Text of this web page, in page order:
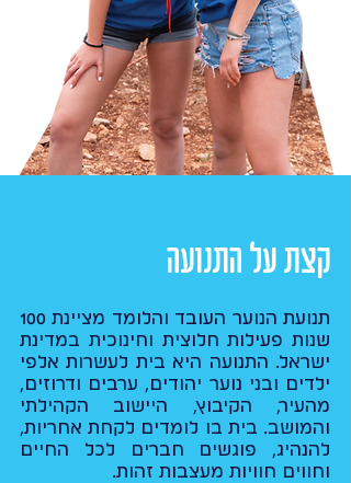
קצת על התנועה
תנועת הנוער העובד והלומד מציינת 100
שנות פעילות חלוצית וחינוכית במדינת
ישראל. התנועה היא בית לעשרות אלפי
ילדים ובני נוער יהודים, ערבים ודרוזים,
מהעיר, הקיבוץ, היישוב הקהילתי
והמושב. בית בו לומדים לקחת אחריות,
להנהיג, פוגשים חברים לכל החיים
וחווים חוויות מעצבות זהות.